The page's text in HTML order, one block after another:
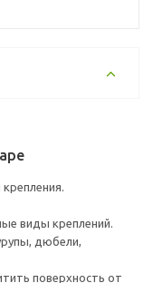
виды креплений.
дюбели,
поверхность от